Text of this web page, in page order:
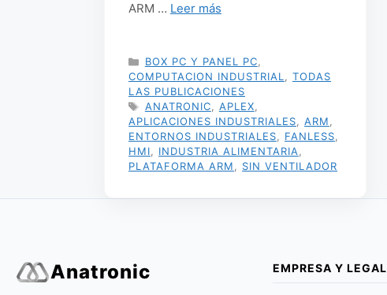
ARM … Leer más
CATEGORÍAS
BOX PC Y PANEL PC
COMPUTACION INDUSTRIAL
TODAS
LAS PUBLICACIONES
ETIQUETAS
ANATRONIC APLEX
APLICACIONES INDUSTRIALES
ARM
ENTORNOS INDUSTRIALES
FANLESS
HMI
INDUSTRIA ALIMENTARIA
PLATAFORMA ARM
SIN VENTILADOR
Anatronic EMPRESA Y LEGAL